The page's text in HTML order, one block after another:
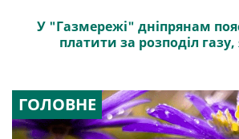
У "Газмережі" дніпрянам
платити за розподіл
ГОЛОВНЕ